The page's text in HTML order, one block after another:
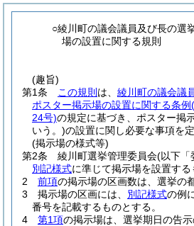
○綾川町の議会議員及び長の選
場の設置に関する規則
(趣旨)
第1条
この規則 は、 綾川町の議会議
ポスター掲示場の設置に関する条例
24号)の規定に基づき、ポスター掲
いう。)の設置に関し必要な事項を
(掲示場の様式等)
第2条
綾川町選挙管理委員会(以下「
別記様式に準じて掲示場を設置する
2
前項の掲示場の区画数は、選挙の
3
掲示場の区画には、 別記様式の例
番号を記載するものとする。
4
第1項の掲示場は、選挙期日の告